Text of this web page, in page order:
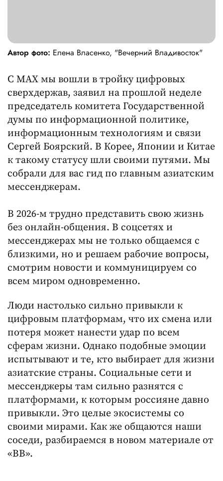
Автор фото: Елена Власенко, "Вечерний Владивосток"
С MAX мы вошли в тройку цифровых
сверхдержав, заявил на прошлой неделе
председатель комитета Государственной
думы по информационной политике,
информационным технологиям и связи
Сергей Боярский. В Корее, Японии и Китае
к такому статусу шли своими путями. Мы
собрали для вас гид по главным азиатским
мессенджерам.
В 2026-м трудно представить свою жизнь
без онлайн-общения. В соцсетях и
мессенджерах мы не только общаемся с
близкими, но и решаем рабочие вопросы,
смотрим новости и коммуницируем со
всем миром одновременно.
Люди настолько сильно привыкли к
цифровым платформам, что их смена или
потеря может нанести удар по всем
сферам жизни. Однако подобные эмоции
испытывают и те, кто выбирает для жизни
азиатские страны. Социальные сети и
мессенджеры там сильно разнятся с
платформами, к которым россияне давно
привыкли. Это целые экосистемы со
своими мирами. Как же общаются наши
соседи, разбираемся в новом материале от
«ВВ».